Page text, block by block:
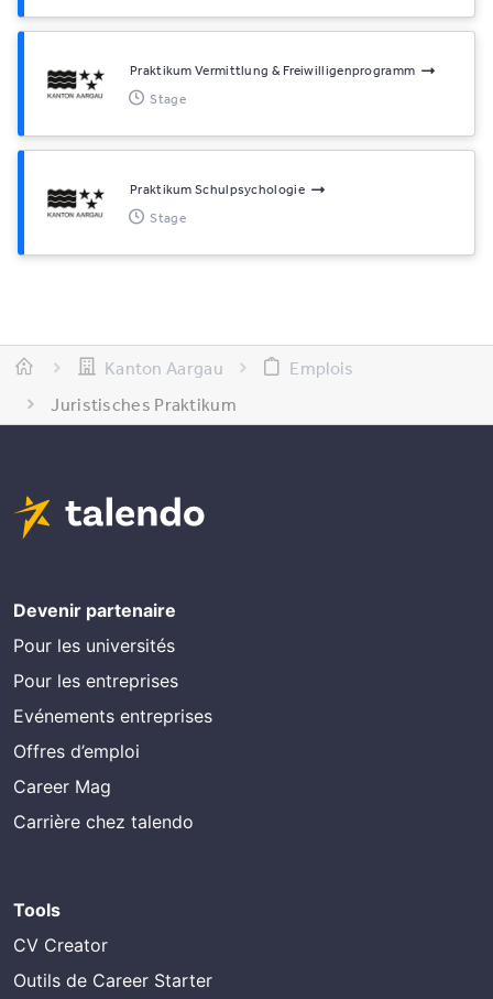
Praktikum Vermittlung & Freiwilligenprogramm
Stage
Praktikum Schulpsychologie
Stage
Kanton Aargau
Emplois
Juristisches Praktikum
Devenir partenaire
Pour les universités
Pour les entreprises
Evénements entreprises
Offres d’emploi
Career Mag
Carrière chez talendo
Tools
CV Creator
Outils de Career Starter